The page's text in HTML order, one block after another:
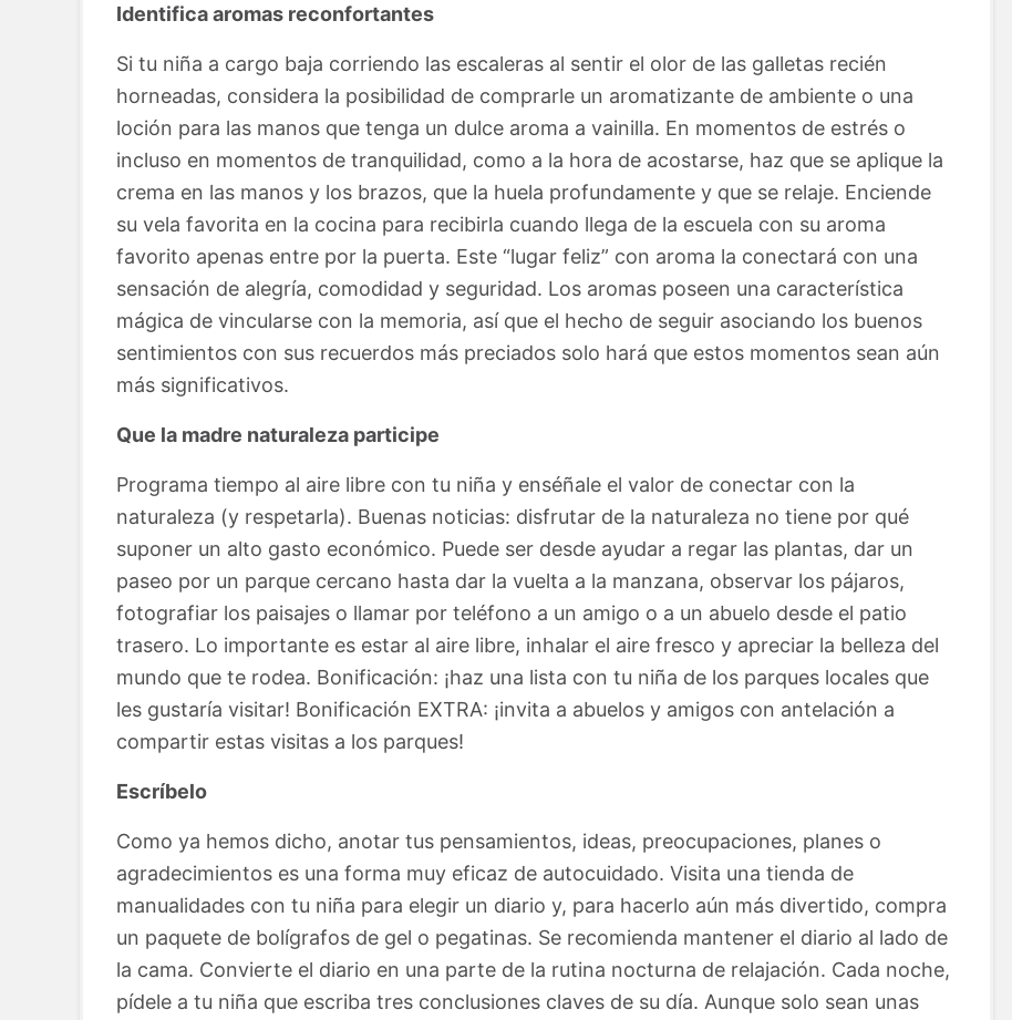
Identifica aromas reconfortantes
Si tu niña a cargo baja corriendo las escaleras al sentir el olor de las galletas recién
horneadas, considera la posibilidad de comprarle un aromatizante de ambiente o una
loción para las manos que tenga un dulce aroma a vainilla. En momentos de estrés o
incluso en momentos de tranquilidad, como a la hora de acostarse, haz que se aplique la
crema en las manos y los brazos, que la huela profundamente y que se relaje. Enciende
su vela favorita en la cocina para recibirla cuando llega de la escuela con su aroma
favorito apenas entre por la puerta. Este “lugar feliz” con aroma la conectará con una
sensación de alegría, comodidad y seguridad. Los aromas poseen una característica
mágica de vincularse con la memoria, así que el hecho de seguir asociando los buenos
sentimientos con sus recuerdos más preciados solo hará que estos momentos sean aún
más significativos.
Que la madre naturaleza participe
Programa tiempo al aire libre con tu niña y enséñale el valor de conectar con la
naturaleza (y respetarla). Buenas noticias: disfrutar de la naturaleza no tiene por qué
suponer un alto gasto económico. Puede ser desde ayudar a regar las plantas, dar un
paseo por un parque cercano hasta dar la vuelta a la manzana, observar los pájaros,
fotografiar los paisajes o llamar por teléfono a un amigo o a un abuelo desde el patio
trasero. Lo importante es estar al aire libre, inhalar el aire fresco y apreciar la belleza del
mundo que te rodea. Bonificación: ¡haz una lista con tu niña de los parques locales que
les gustaría visitar! Bonificación EXTRA: ¡invita a abuelos y amigos con antelación a
compartir estas visitas a los parques!
Escríbelo
Como ya hemos dicho, anotar tus pensamientos, ideas, preocupaciones, planes o
agradecimientos es una forma muy eficaz de autocuidado. Visita una tienda de
manualidades con tu niña para elegir un diario y, para hacerlo aún más divertido, compra
un paquete de bolígrafos de gel o pegatinas. Se recomienda mantener el diario al lado de
la cama. Convierte el diario en una parte de la rutina nocturna de relajación. Cada noche,
pídele a tu niña que escriba tres conclusiones claves de su día. Aunque solo sean unas